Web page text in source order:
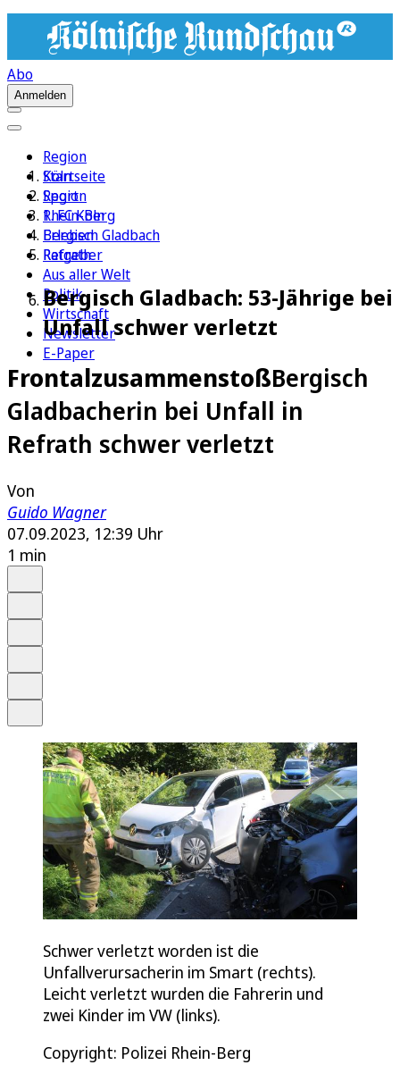
Abo
Anmelden
Region
Köln
Sport
1. FC Köln
Erleben
Ratgeber
Aus aller Welt
Politik
Wirtschaft
Newsletter
E-Paper
Startseite
Region
Rhein-Berg
Bergisch Gladbach
Refrath
Bergisch Gladbach: 53-Jährige bei
Unfall schwer verletzt
FrontalzusammenstoßBergisch
Gladbacherin bei Unfall in
Refrath schwer verletzt
Von
Guido Wagner
07.09.2023, 12:39 Uhr
1 min
Schwer verletzt worden ist die
Unfallverursacherin im Smart (rechts).
Leicht verletzt wurden die Fahrerin und
zwei Kinder im VW (links).
Copyright: Polizei Rhein-Berg